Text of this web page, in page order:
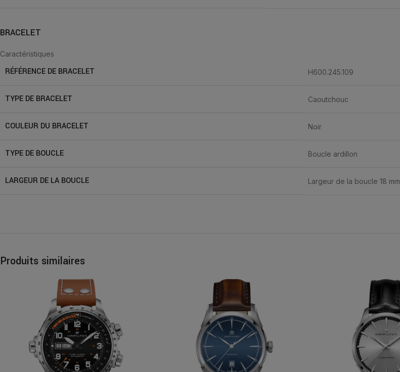
BRACELET
Caractéristiques
RÉFÉRENCE DE BRACELET H600.245.109
TYPE DE BRACELET Caoutchouc
COULEUR DU BRACELET Noir
TYPE DE BOUCLE Boucle ardillon
LARGEUR DE LA BOUCLE Largeur de la boucle 18 mm
Produits similaires